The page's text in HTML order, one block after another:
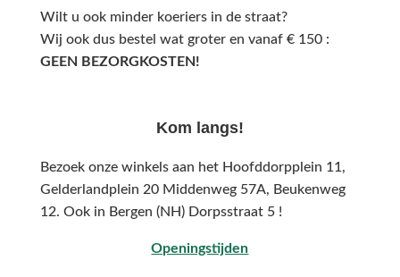
Wilt u ook minder koeriers in de straat?
Wij ook dus bestel wat groter en vanaf € 150 :
GEEN BEZORGKOSTEN!
Kom langs!
Bezoek onze winkels aan het Hoofddorpplein 11,
Gelderlandplein 20 Middenweg 57A, Beukenweg
12. Ook in Bergen (NH) Dorpsstraat 5 !
Openingstijden